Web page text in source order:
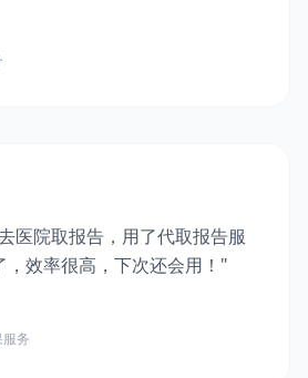
医院取报告，用了代取报告服
，效率很高，下次还会用！"
务